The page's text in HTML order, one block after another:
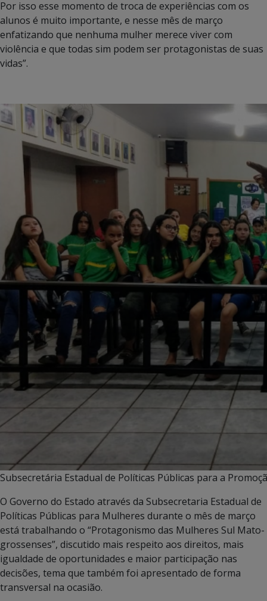
Por isso esse momento de troca de experiências com os
alunos é muito importante, e nesse mês de março
enfatizando que nenhuma mulher merece viver com
violência e que todas sim podem ser protagonistas de suas
vidas”.
Subsecretária Estadual de Políticas Públicas para a
O Governo do Estado através da Subsecretaria Estadual de
Políticas Públicas para Mulheres durante o mês de março
está trabalhando o “Protagonismo das Mulheres Sul Mato-
grossenses”, discutido mais respeito aos direitos, mais
igualdade de oportunidades e maior participação nas
decisões, tema que também foi apresentado de forma
transversal na ocasião.